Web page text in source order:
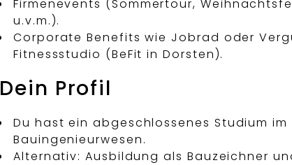
Firmenevents (Sommertour,
u.v.m.).
Corporate Benefits wie Jobrad oder
Fitnessstudio (BeFit in Dorsten).
Dein Profil
Du hast ein abgeschlossenes Studium
Bauingenieurwesen.
Alternativ: Ausbildung als Bauzeichner